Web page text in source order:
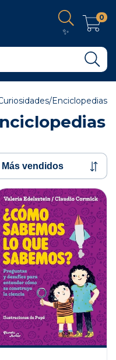
✨
0
Enciclopedias